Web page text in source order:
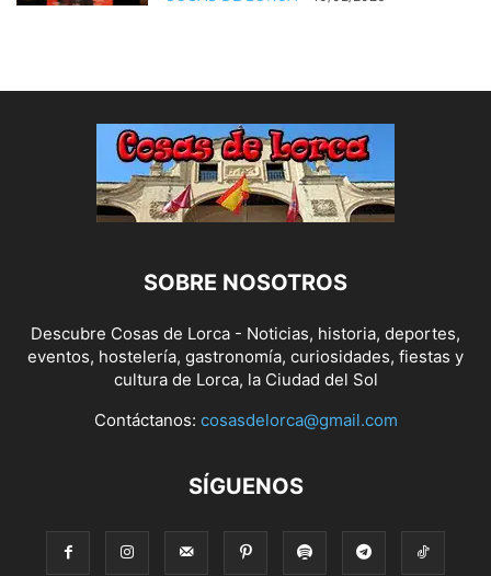
SOBRE NOSOTROS
Descubre Cosas de Lorca - Noticias, historia, deportes,
eventos, hostelería, gastronomía, curiosidades, fiestas y
cultura de Lorca, la Ciudad del Sol
Contáctanos: cosasdelorca@gmail.com
SÍGUENOS